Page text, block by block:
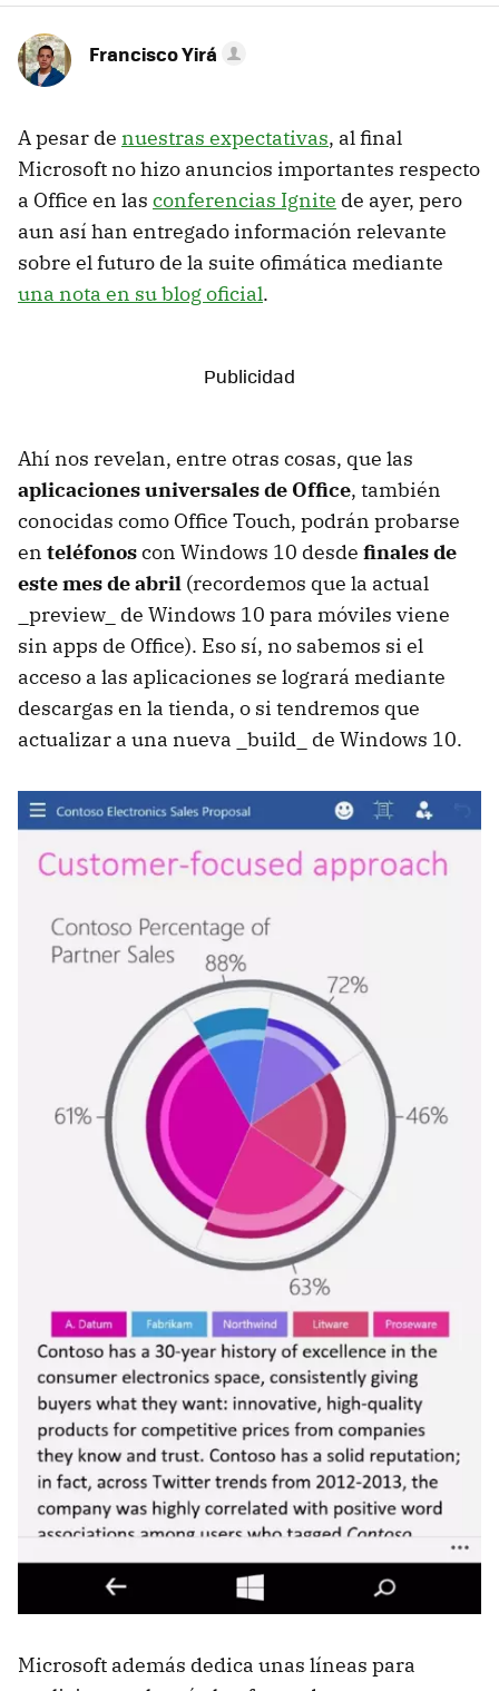
Francisco Yirá
A pesar de nuestras expectativas, al final
Microsoft no hizo anuncios importantes respecto
a Office en las conferencias Ignite de ayer, pero
aun así han entregado información relevante
sobre el futuro de la suite ofimática mediante
una nota en su blog oficial.
Ahí nos revelan, entre otras cosas, que las
aplicaciones universales de Office, también
conocidas como Office Touch, podrán probarse
en teléfonoscon Windows 10 desde finales de
este mes de abril (recordemos que la actual
_preview_ de Windows 10 para móviles viene
sin apps de Office). Eso sí, no sabemos si el
acceso a las aplicaciones se logrará mediante
descargas en la tienda, o si tendremos que
actualizar a una nueva _build_ de Windows 10.
Microsoft además dedica unas líneas para